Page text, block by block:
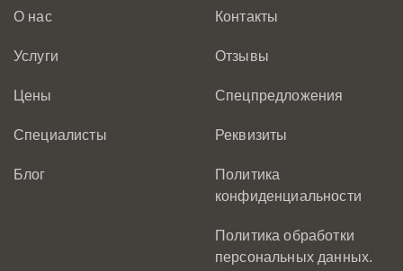
О нас
Услуги
Цены
Специалисты
Блог
Контакты
Отзывы
Спецпредложения
Реквизиты
Политика
конфиденциальности
Политика обработки
персональных данных.